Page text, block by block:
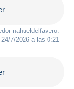
nahueldelfavero.
24/7/2026 a las 0:21